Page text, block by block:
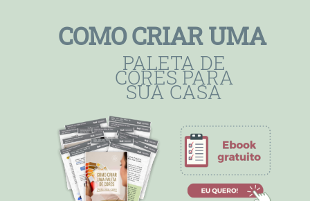
COMO CRIAR UMA
PALETA DE
CORES PARA
SUA CASA